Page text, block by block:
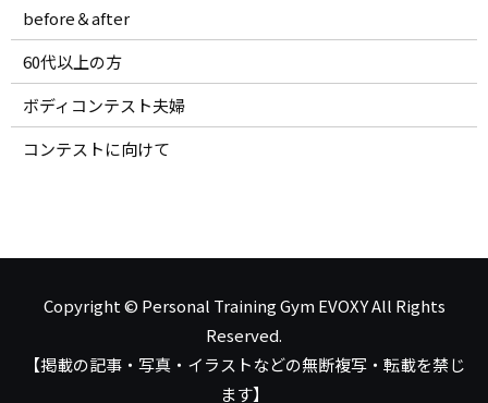
before＆after
60代以上の方
ボディコンテスト夫婦
コンテストに向けて
Copyright © Personal Training Gym EVOXY All Rights
Reserved.
【掲載の記事・写真・イラストなどの無断複写・転載を禁じ
ます】